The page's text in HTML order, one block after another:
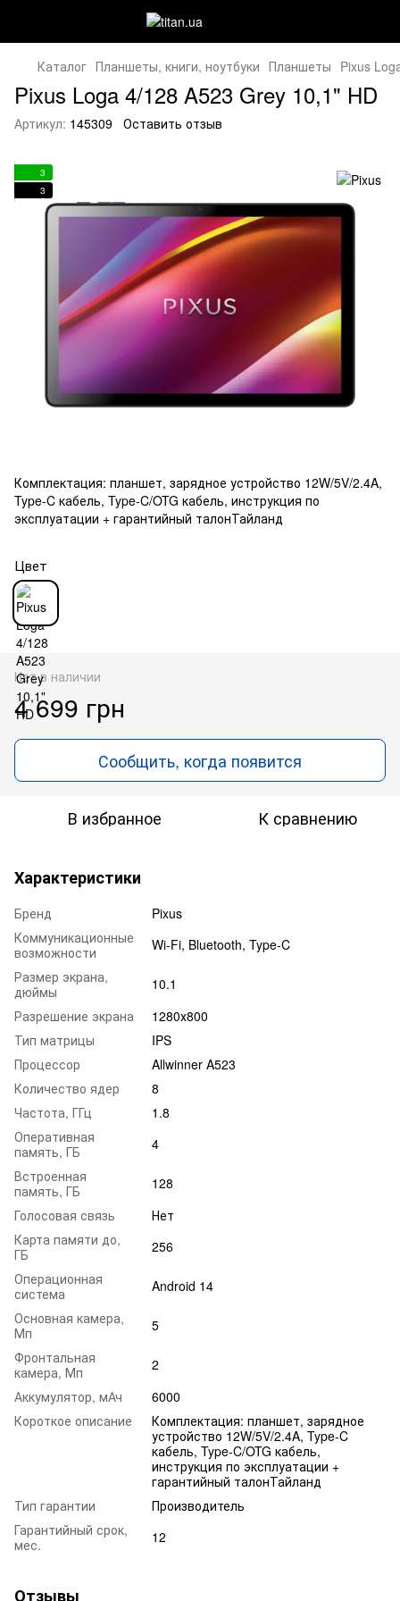
Каталог Планшеты, книги, ноутбуки Планшеты Pixus
Pixus Loga 4/128 A523 Grey 10,1" HD
Артикул: 145309 Оставить отзыв
3
3
Комплектация: планшет, зарядное устройство 12W/5V/2.4A,
Type-C кабель, Type-C/OTG кабель, инструкция по
эксплуатации + гарантийный талонТайланд
Цвет
Нет в наличии
4 699 грн
Сообщить, когда появится
В избранное К сравнению
Характеристики
Бренд
Pixus
Коммуникационные
возможности
Wi-Fi, Bluetooth, Type-C
Размер экрана,
дюймы
10.1
Разрешение экрана
1280х800
Тип матрицы
IPS
Процессор
Allwinner A523
Количество ядер
8
Частота, ГГц
1.8
Оперативная
память, ГБ
4
Встроенная
память, ГБ
128
Голосовая связь
Нет
Карта памяти до,
ГБ
256
Операционная
система
Android 14
Основная камера,
Мп
5
Фронтальная
камера, Мп
2
Аккумулятор, мАч
6000
Короткое описание
Комплектация: планшет, зарядное
устройство 12W/5V/2.4A, Type-C
кабель, Type-C/OTG кабель,
инструкция по эксплуатации +
гарантийный талонТайланд
Тип гарантии
Производитель
Гарантийный срок,
мес.
12
Отзывы